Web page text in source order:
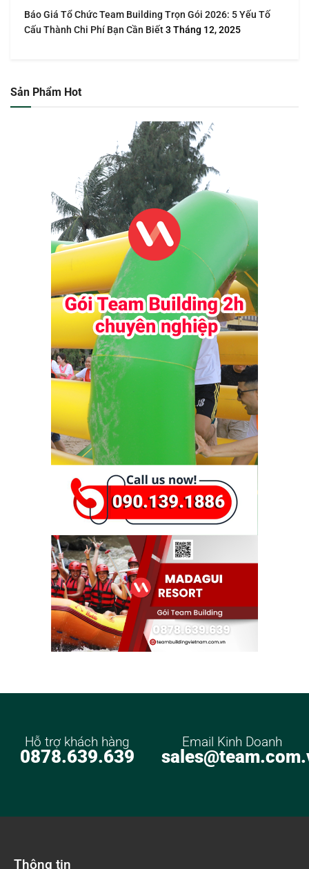
Báo Giá Tổ Chức Team Building Trọn Gói 2026: 5 Yếu Tố
Cấu Thành Chi Phí Bạn Cần Biết3 Tháng 12, 2025
Sản Phẩm Hot
Hỗ trợ khách hàng
0878.639.639
Email Kinh Doanh
Thông tin